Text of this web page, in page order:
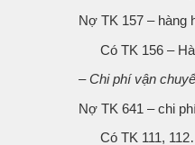
Nợ TK 157 – hàng
Có TK 156 –
– Chi phí vận
Nợ TK 641 – chi
Có TK 111,